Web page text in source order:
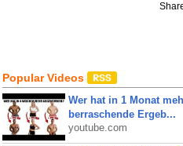
Popular Videos
Wer hat in 1 Monat
berraschende Ergeb...
youtube.com